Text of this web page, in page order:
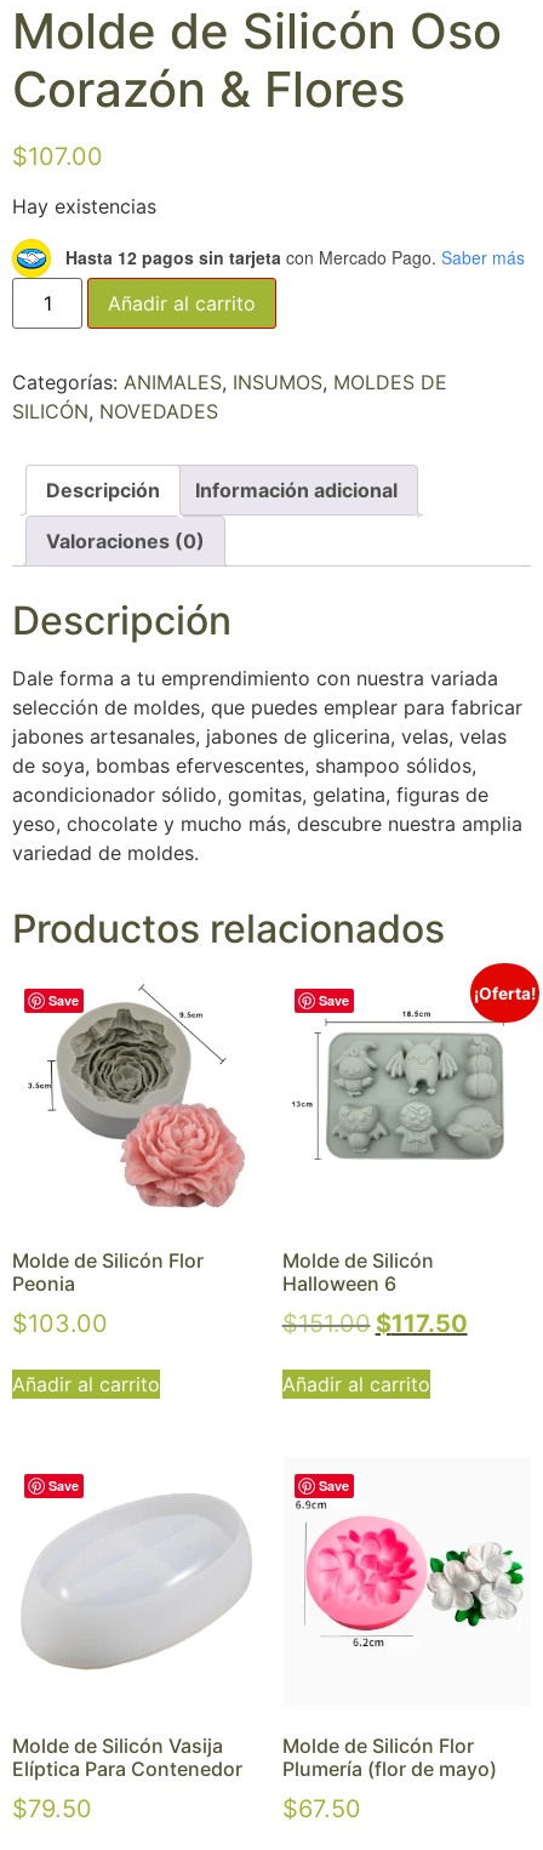
Molde de Silicón Oso
Corazón & Flores
$107.00
Hay existencias
Hasta 12 pagos sin tarjeta con Mercado Pago. Saber más
Añadir al carrito
Categorías: ANIMALES, INSUMOS, MOLDES DE
SILICÓN, NOVEDADES
Descripción Información adicional
Valoraciones (0)
Descripción
Dale forma a tu emprendimiento con nuestra variada
selección de moldes, que puedes emplear para fabricar
jabones artesanales, jabones de glicerina, velas, velas
de soya, bombas efervescentes, shampoo sólidos,
acondicionador sólido, gomitas, gelatina, figuras de
yeso, chocolate y mucho más, descubre nuestra amplia
variedad de moldes.
Productos relacionados
Save
Molde de Silicón Flor
Peonia
$103.00
Añadir al carrito
Save ¡Oferta!
Molde de Silicón
Halloween 6
$151.00 $117.50
Añadir al carrito
Save
Molde de Silicón Vasija
Elíptica Para Contenedor
$79.50
Save
Molde de Silicón Flor
Plumería (flor de mayo)
$67.50